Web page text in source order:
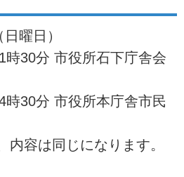
曜日）
時30分 市役所石下庁舎会
時30分 市役所本庁舎市民
容は同じになります。